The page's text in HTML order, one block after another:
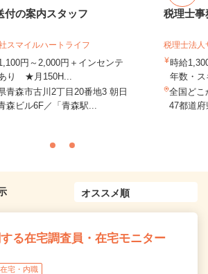
付の案内スタッフ
スマイルハートライフ
円～2,000円＋インセンテ
り ★月150H...
青森市古川2丁目20番地3 朝日
森ビル6F／「青森駅...
税理士事
税理士法人
時給
年数・
全国どこ
47都道
る在宅調査員・在宅モニター
在宅・内職